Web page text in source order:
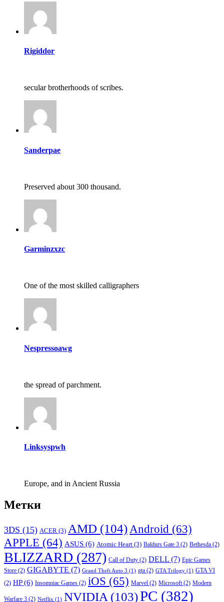
Rigiddor
secular brotherhoods of scribes.
Sanderpae
Preserved about 300 thousand.
Garminzxzc
One of the most skilled calligraphers
Nespressoawg
the spread of parchment.
Linksyspwh
Europe, and in Ancient Russia
Метки
3DS (15) ACER (3) AMD (104)Android (63)
APPLE (64) ASUS (6) Atomic Heart (3) Baldurs Gate 3 (2) Bethesda (2)
BLIZZARD (287) Call of Duty (2) DELL (7) Epic Games
Store (2) GIGABYTE (7) Grand Theft Auto 3 (1) gta (2) GTA Trilogy (1) GTA VI
(2) HP(6) Insomniac Games (2) iOS (65) Marvel (2) Microsoft(2) Modern
Warfare 3 (2) Netflix (1) NVIDIA (103)PC (382)